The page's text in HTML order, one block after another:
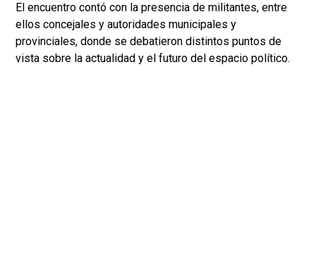
El encuentro contó con la presencia de militantes, entre
ellos concejales y autoridades municipales y
provinciales, donde se debatieron distintos puntos de
vista sobre la actualidad y el futuro del espacio político.